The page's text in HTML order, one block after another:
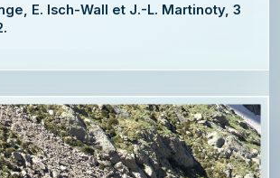
E. Isch-Wall et J.-L. Martinoty, 3